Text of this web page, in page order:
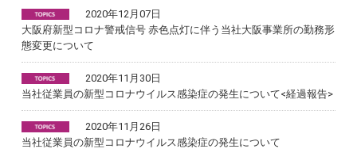
2020年12月07日
大阪府新型コロナ警戒信号 赤色点灯に伴う当社大阪事業所の勤務形
態変更について
2020年11月30日
当社従業員の新型コロナウイルス感染症の発生について<経過報告>
2020年11月26日
当社従業員の新型コロナウイルス感染症の発生について